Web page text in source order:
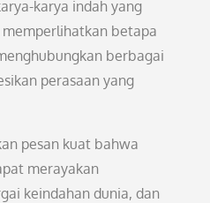
karya indah yang
betapa
berbagai
perasaan yang
pesan kuat bahwa
merayakan
keindahan dunia, dan